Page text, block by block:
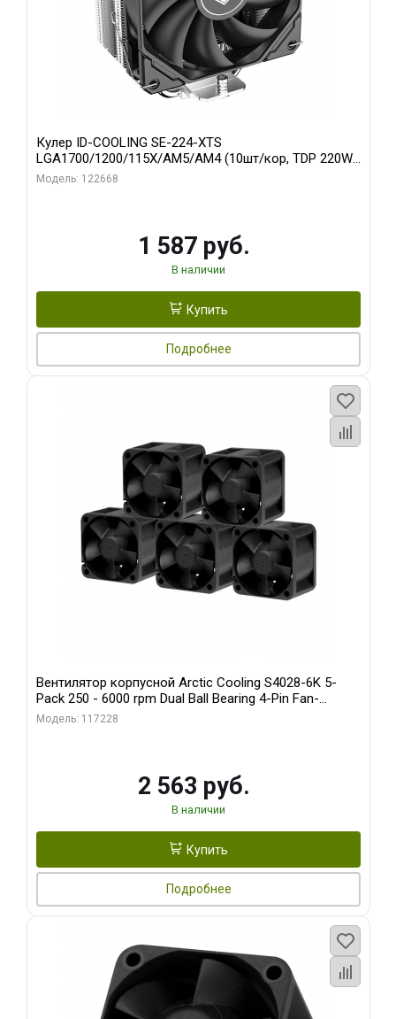
Кулер ID-COOLING SE-224-XTS
LGA1700/1200/115X/AM5/AM4 (10шт/кор, TDP 220W,
PWM, 4 тепл.трубки прямого контакта, FAN 120mm)
Модель: 122668
1 587 руб.
В наличии
Купить
Подробнее
Вентилятор корпусной Arctic Cooling S4028-6K 5-
Pack 250 - 6000 rpm Dual Ball Bearing 4-Pin Fan-
Connector (ACFAN00273A)
Модель: 117228
2 563 руб.
В наличии
Купить
Подробнее